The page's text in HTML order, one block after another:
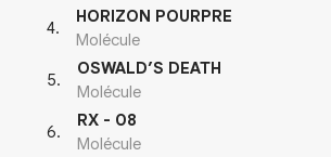
4.
HORIZON POURPRE
Molécule
5.
OSWALD’S DEATH
Molécule
6.
RX - 08
Molécule